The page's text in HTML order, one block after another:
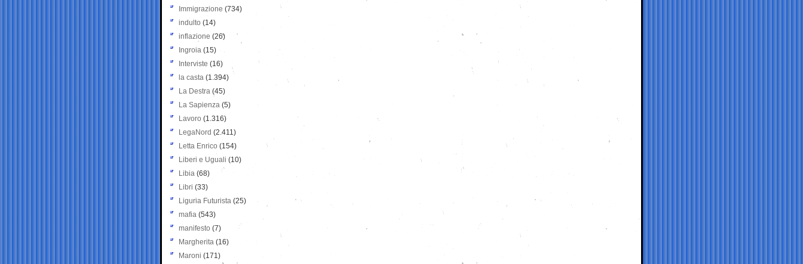
Immigrazione (734)
indulto (14)
inflazione (26)
Ingroia (15)
Interviste (16)
la casta (1.394)
La Destra (45)
La Sapienza (5)
Lavoro (1.316)
LegaNord (2.411)
Letta Enrico (154)
Liberi e Uguali (10)
Libia (68)
Libri (33)
Liguria Futurista (25)
mafia (543)
manifesto (7)
Margherita (16)
Maroni (171)